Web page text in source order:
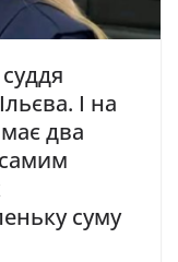
І на
два
суму